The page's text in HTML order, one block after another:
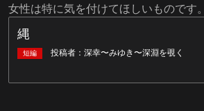
女性は特に気を付けてほしいものです。